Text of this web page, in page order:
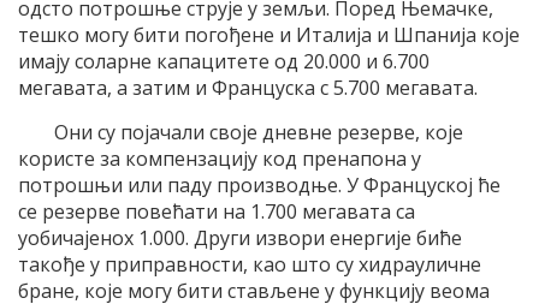
одсто потрошње струје у земљи. Поред Њемачке,
тешко могу бити погођене и Италија и Шпанија које
имају соларне капацитете од 20.000 и 6.700
мегавата, а затим и Француска с 5.700 мегавата.
Они су појачали своје дневне резерве, које
користе за компензацију код пренапона у
потрошњи или паду производње. У Француској ће
се резерве повећати на 1.700 мегавата са
уобичајенох 1.000. Други извори енергије биће
такође у приправности, као што су хидрауличне
бране, које могу бити стављене у функцију веома